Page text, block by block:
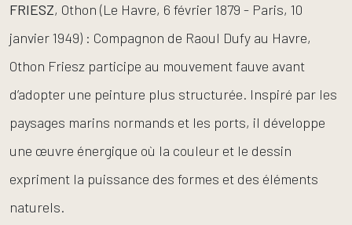
FRIESZ, Othon (Le Havre, 6 février 1879 - Paris, 10
janvier 1949) : Compagnon de Raoul Dufy au Havre,
Othon Friesz participe au mouvement fauve avant
d’adopter une peinture plus structurée. Inspiré par les
paysages marins normands et les ports, il développe
une œuvre énergique où la couleur et le dessin
expriment la puissance des formes et des éléments
naturels.